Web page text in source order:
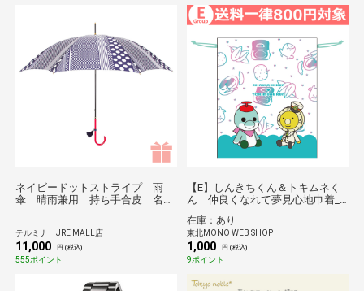
ネイビードットストライプ 雨
傘 晴雨兼用 持ち手合皮 名入
テルミナ JRE MALL店
11,000 円 (税込)
555ポイント
【E】しんきちくん＆トキムネく
ん 仲良くなれて夢見心地巾着_
クター*
在庫：あり
東北MONO WEB SHOP
1,000 円 (税込)
9ポイント